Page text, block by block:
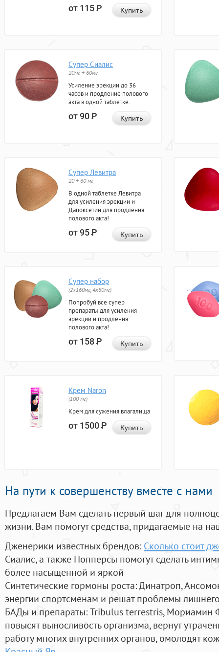
от 115Р Купить
Супер Сиалис
20мг + 60мг
Усиление эрекции до 36
часов и продление полового
акта в одной таблетке.
от 90Р Купить
Супер Левитра
20 + 60 мг
В одной таблетке Левитра
для усиления эрекции и
Дапоксетин для продления
полового акта!
от 95Р Купить
Супер набор
(2х160мг, 4х80мг)
Попробуй все супер
препараты для усиления
эрекции и продления
полового акта!
от 158Р Купить
Крем Naron
(100 мг)
Крем для сужения влагалища
от 1500Р Купить
На пути к совершенству вместе с нами
Предлагаем Вам сделать первый шаг для
жизни. Вам помогут средства, придагаемые на
Дженерики известных брендов: Сколько стоит
Сиалис, а также Попперсы помогут сделать
более насыщенной и яркой
Синтетические гормоны роста: Динатроп,
энергии спортсменам и решат проблемы
БАДы и препараты:Tribulus terrestris, Мориамин
повысят выносливость организма, вернут
работу многих внутренних органов, омолодят